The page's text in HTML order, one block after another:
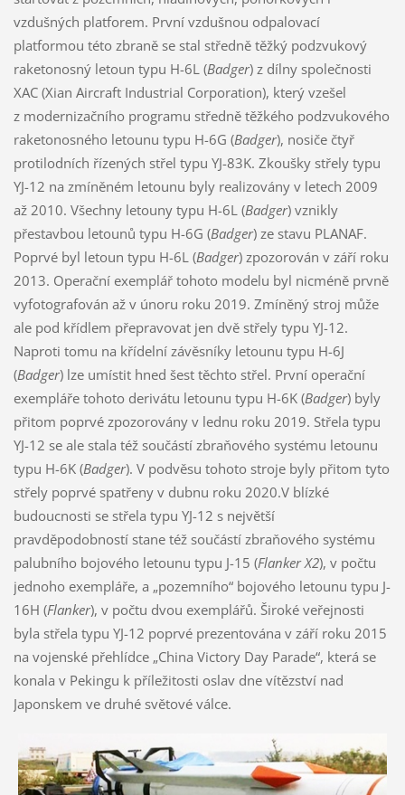
vzdušných platforem. První vzdušnou odpalovací
platformou této zbraně se stal středně těžký podzvukový
raketonosný letoun typu H-6L (Badger) z dílny společnosti
XAC (Xian Aircraft Industrial Corporation), který vzešel
z modernizačního programu středně těžkého podzvukového
raketonosného letounu typu H-6G (Badger), nosiče čtyř
protilodních řízených střel typu YJ-83K. Zkoušky střely typu
YJ-12 na zmíněném letounu byly realizovány v letech 2009
až 2010. Všechny letouny typu H-6L (Badger) vznikly
přestavbou letounů typu H-6G (Badger) ze stavu PLANAF.
Poprvé byl letoun typu H-6L (Badger) zpozorován v září roku
2013. Operační exemplář tohoto modelu byl nicméně prvně
vyfotografován až v únoru roku 2019. Zmíněný stroj může
ale pod křídlem přepravovat jen dvě střely typu YJ-12.
Naproti tomu na křídelní závěsníky letounu typu H-6J
(Badger) lze umístit hned šest těchto střel. První operační
exempláře tohoto derivátu letounu typu H-6K (Badger) byly
přitom poprvé zpozorovány v lednu roku 2019. Střela typu
YJ-12 se ale stala též součástí zbraňového systému letounu
typu H-6K (Badger). V podvěsu tohoto stroje byly přitom tyto
střely poprvé spatřeny v dubnu roku 2020.V blízké
budoucnosti se střela typu YJ-12 s největší
pravděpodobností stane též součástí zbraňového systému
palubního bojového letounu typu J-15 (Flanker X2), v počtu
jednoho exempláře, a „pozemního“ bojového letounu typu J-
16H (Flanker), v počtu dvou exemplářů. Široké veřejnosti
byla střela typu YJ-12 poprvé prezentována v září roku 2015
na vojenské přehlídce „China Victory Day Parade“, která se
konala v Pekingu k příležitosti oslav dne vítězství nad
Japonskem ve druhé světové válce.